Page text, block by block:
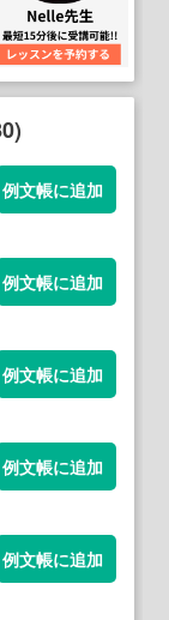
例文帳に追加
例文帳に追加
例文帳に追加
例文帳に追加
例文帳に追加